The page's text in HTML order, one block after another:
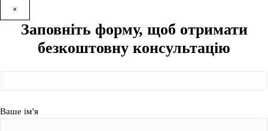
×
Заповніть форму, щоб отримати
безкоштовну консультацію
Ваше ім'я